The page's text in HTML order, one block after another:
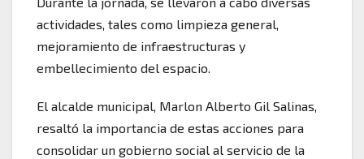
actividades, tales como limpieza general,
mejoramiento de infraestructuras y
embellecimiento del espacio.
El alcalde municipal, Marlon Alberto Gil Salinas,
resaltó la importancia de estas acciones para
consolidar un gobierno social al servicio de la